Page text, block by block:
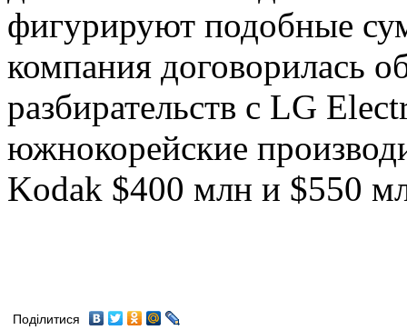
фигурируют подобные
компания договорилась
разбирательств с LG
южнокорейские
Kodak $400 млн и $550
Поділитися